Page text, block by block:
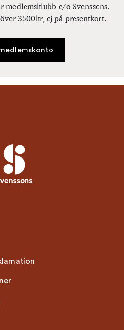
medlemsklubb c/o Svenssons.
3500kr, ej på presentkort.